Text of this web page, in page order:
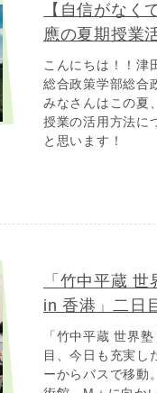
【自信がな
應の夏期授業
こんにちは！！津
総合政策学部総合
みなさんはこの夏
授業の活用方法に
と思います！
「竹中平蔵
in 香港」二日
「竹中平蔵 世界
目、今日も充実し
ーからバスで移動